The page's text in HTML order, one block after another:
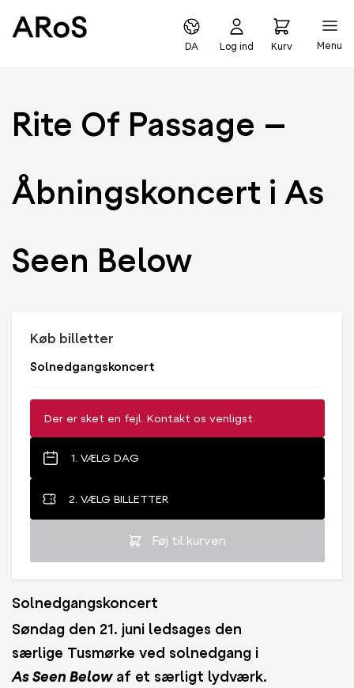
DA Log ind Kurv Menu
Rite Of Passage –
Åbningskoncert i As
Seen Below
Solnedgangskoncert
Søndag den 21. juni ledsages den
særlige Tusmørke ved solnedgang i
As Seen Belowaf et særligt lydværk.
Køb billetter
Solnedgangskoncert
Der er sket en fejl. Kontakt os venligst.
1. VÆLG DAG
2. VÆLG BILLETTER
Føj til kurven